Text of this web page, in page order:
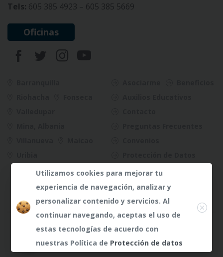
Tels: 605 385 4923 – 605 385 5669
Oficinas
Riesgos
¿Dudas?Any te
atenderá
¿Dudas?Any te
atenderá
Utilizamos cookies para mejorar tu
experiencia de navegación, analizar y
personalizar contenido y servicios. Al
continuar navegando, aceptas el uso de
estas tecnologías de acuerdo con
nuestras Política de Protección de datos
Close